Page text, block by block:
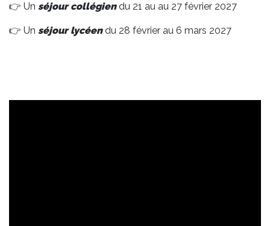
👉 Un séjour collégiendu 21 au au 27 février 2027
👉 Un séjour lycéendu 28 février au 6 mars 2027